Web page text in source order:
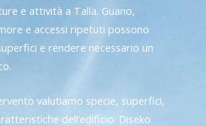
e attività a Talla. Guano,
e accessi ripetuti possono
e rendere necessario un
valutiamo specie, superfici,
dell’edificio. Diseko